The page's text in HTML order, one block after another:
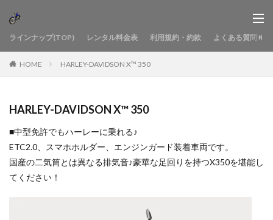
ラインナップ(TOP) レンタル料金表 利用規約・約款 よくある質問
HOME HARLEY-DAVIDSON X™ 350
HARLEY-DAVIDSON X™ 350
■中型免許でもハーレーに乗れる♪
ETC2.0、スマホホルダー、エンジンガード装着車両です。
国産の二気筒とは異なる排気音♪豪華な足回りを持つX350を堪能し
てください！